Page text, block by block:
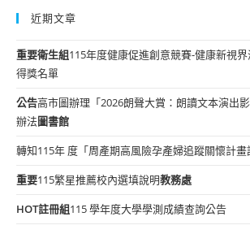
近期文章
重要衛生組115年度健康促進創意競賽-健康新視
得獎名單
公告高市圖辦理「2026朗聲大賞：朗讀文本演出
辦法圖書館
轉知115年 度「周產期高風險孕產婦追蹤關懷計畫
重要115繁星推薦校內選填說明教務處
HOT註冊組115 學年度大學學測成績查詢公告